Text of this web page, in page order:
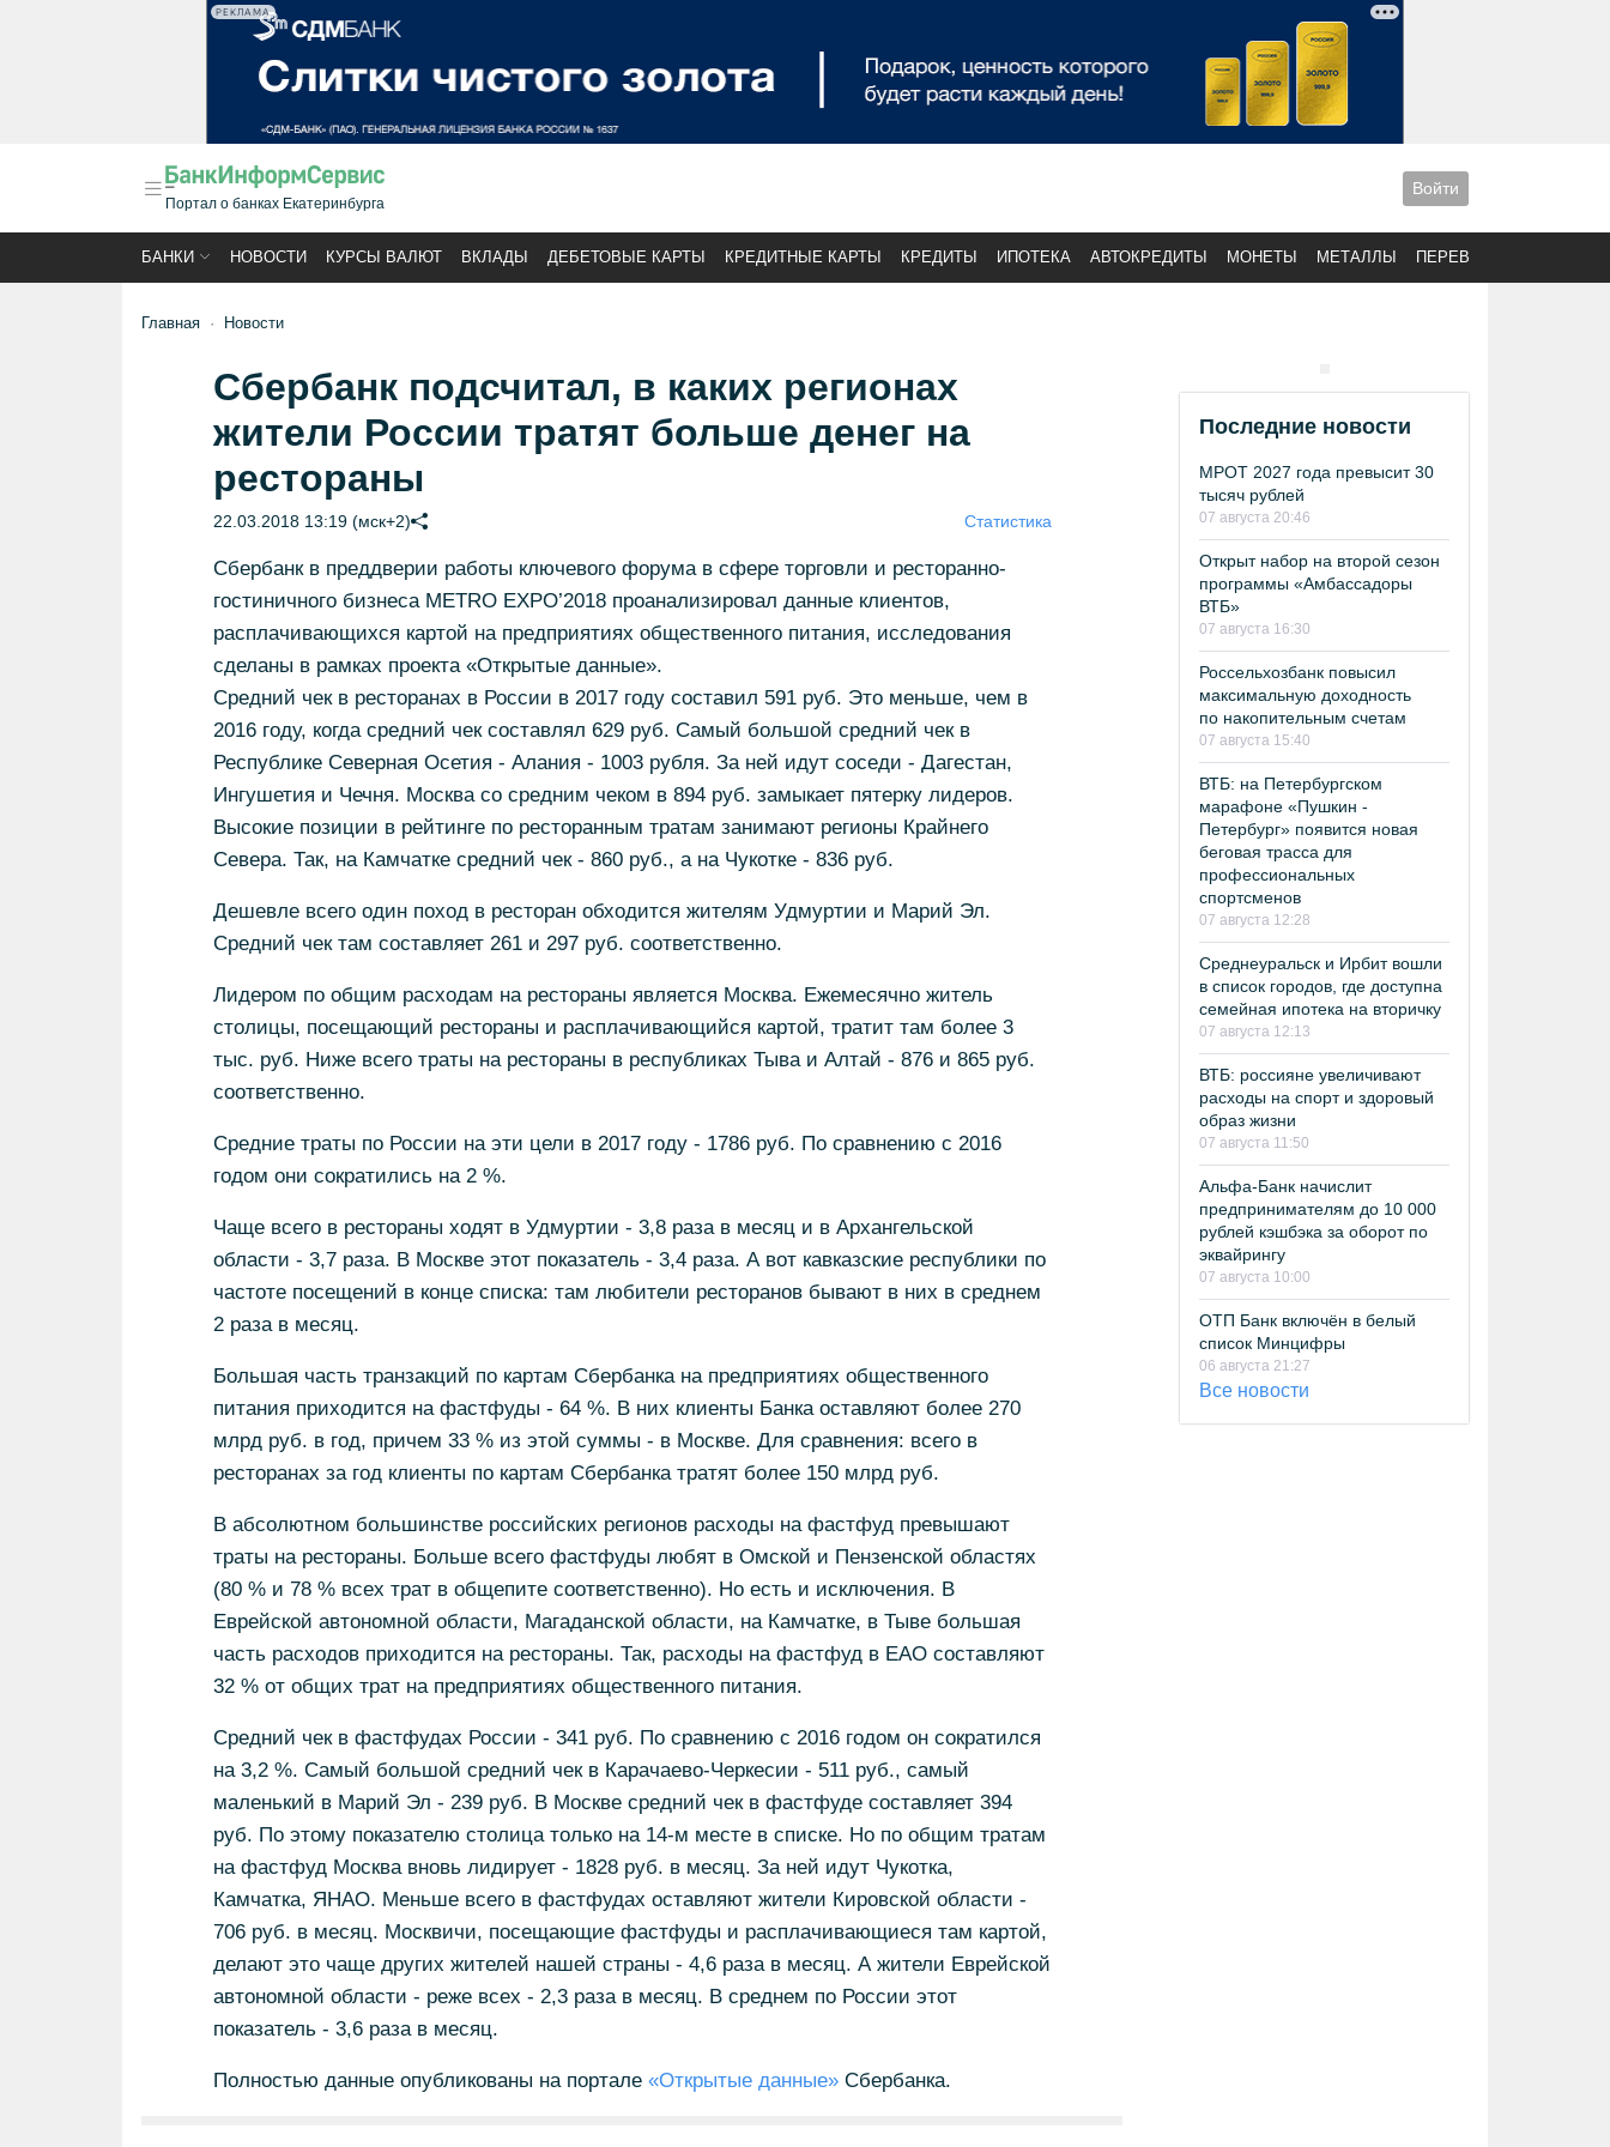
РЕКЛАМА
Портал о банках Екатеринбурга
Войти
БАНКИ НОВОСТИ КУРСЫ ВАЛЮТ ВКЛАДЫ ДЕБЕТОВЫЕ КАРТЫ КРЕДИТНЫЕ КАРТЫ КРЕДИТЫ ИПОТЕКА АВТОКРЕДИТЫ МОНЕТЫ МЕТАЛЛЫ ПЕРЕВОДЫ
Главная Новости
Сбербанк подсчитал, в каких регионах
жители России тратят больше денег на
рестораны
22.03.2018 13:19 (мск+2) Статистика
Сбербанк в преддверии работы ключевого форума в сфере торговли и ресторанно-
гостиничного бизнеса METRO EXPO’2018 проанализировал данные клиентов,
расплачивающихся картой на предприятиях общественного питания, исследования
сделаны в рамках проекта «Открытые данные».
Средний чек в ресторанах в России в 2017 году составил 591 руб. Это меньше, чем в
2016 году, когда средний чек составлял 629 руб. Самый большой средний чек в
Республике Северная Осетия - Алания - 1003 рубля. За ней идут соседи - Дагестан,
Ингушетия и Чечня. Москва со средним чеком в 894 руб. замыкает пятерку лидеров.
Высокие позиции в рейтинге по ресторанным тратам занимают регионы Крайнего
Севера. Так, на Камчатке средний чек - 860 руб., а на Чукотке - 836 руб.
Дешевле всего один поход в ресторан обходится жителям Удмуртии и Марий Эл.
Средний чек там составляет 261 и 297 руб. соответственно.
Лидером по общим расходам на рестораны является Москва. Ежемесячно житель
столицы, посещающий рестораны и расплачивающийся картой, тратит там более 3
тыс. руб. Ниже всего траты на рестораны в республиках Тыва и Алтай - 876 и 865 руб.
соответственно.
Средние траты по России на эти цели в 2017 году - 1786 руб. По сравнению с 2016
годом они сократились на 2 %.
Чаще всего в рестораны ходят в Удмуртии - 3,8 раза в месяц и в Архангельской
области - 3,7 раза. В Москве этот показатель - 3,4 раза. А вот кавказские республики по
частоте посещений в конце списка: там любители ресторанов бывают в них в среднем
2 раза в месяц.
Большая часть транзакций по картам Сбербанка на предприятиях общественного
питания приходится на фастфуды - 64 %. В них клиенты Банка оставляют более 270
млрд руб. в год, причем 33 % из этой суммы - в Москве. Для сравнения: всего в
ресторанах за год клиенты по картам Сбербанка тратят более 150 млрд руб.
В абсолютном большинстве российских регионов расходы на фастфуд превышают
траты на рестораны. Больше всего фастфуды любят в Омской и Пензенской областях
(80 % и 78 % всех трат в общепите соответственно). Но есть и исключения. В
Еврейской автономной области, Магаданской области, на Камчатке, в Тыве большая
часть расходов приходится на рестораны. Так, расходы на фастфуд в ЕАО составляют
32 % от общих трат на предприятиях общественного питания.
Средний чек в фастфудах России - 341 руб. По сравнению с 2016 годом он сократился
на 3,2 %. Самый большой средний чек в Карачаево-Черкесии - 511 руб., самый
маленький в Марий Эл - 239 руб. В Москве средний чек в фастфуде составляет 394
руб. По этому показателю столица только на 14-м месте в списке. Но по общим тратам
на фастфуд Москва вновь лидирует - 1828 руб. в месяц. За ней идут Чукотка,
Камчатка, ЯНАО. Меньше всего в фастфудах оставляют жители Кировской области -
706 руб. в месяц. Москвичи, посещающие фастфуды и расплачивающиеся там картой,
делают это чаще других жителей нашей страны - 4,6 раза в месяц. А жители Еврейской
автономной области - реже всех - 2,3 раза в месяц. В среднем по России этот
показатель - 3,6 раза в месяц.
Полностью данные опубликованы на портале «Открытые данные»Сбербанка.
Последние новости
МРОТ 2027 года превысит 30
тысяч рублей
07 августа 20:46
Открыт набор на второй сезон
программы «Амбассадоры
ВТБ»
07 августа 16:30
Россельхозбанк повысил
максимальную доходность
по накопительным счетам
07 августа 15:40
ВТБ: на Петербургском
марафоне «Пушкин -
Петербург» появится новая
беговая трасса для
профессиональных
спортсменов
07 августа 12:28
Среднеуральск и Ирбит вошли
в список городов, где доступна
семейная ипотека на вторичку
07 августа 12:13
ВТБ: россияне увеличивают
расходы на спорт и здоровый
образ жизни
07 августа 11:50
Альфа-Банк начислит
предпринимателям до 10 000
рублей кэшбэка за оборот по
эквайрингу
07 августа 10:00
ОТП Банк включён в белый
список Минцифры
06 августа 21:27
Все новости